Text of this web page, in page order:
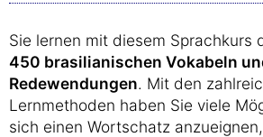
Sie lernen mit diesem Sprachkurs
450 brasilianischen Vokabeln
Redewendungen. Mit den
Lernmethoden haben Sie viele
sich einen Wortschatz